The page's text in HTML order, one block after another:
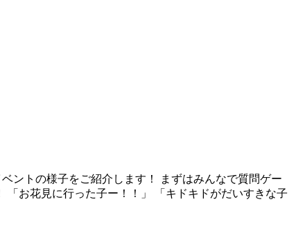
ントの様子をご紹介します！ まずはみんなで質問ゲー
お花見に行った子ー！！」 「キドキドがだいすきな子